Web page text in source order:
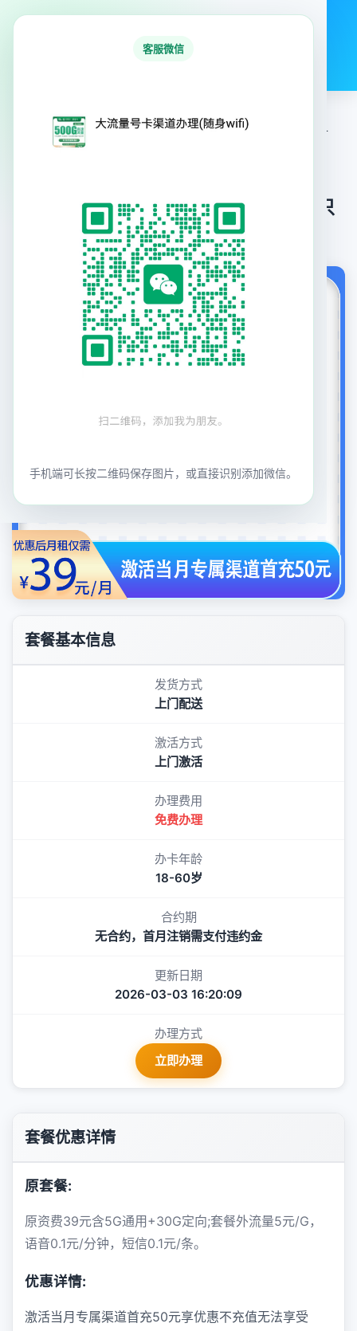
客服微信
手机端可长按二维码保存图片，或直接识别添加微信。
号易号卡平台
号卡产品
号卡产
G2电信御空卡39元205G+300分钟【只发广
G2电信御空卡39元205G+300分钟【只
发广西】
套餐基本信息
发货方式
上门配送
激活方式
上门激活
办理费用
免费办理
办卡年龄
18-60岁
合约期
无合约，首月注销需支付违约金
更新日期
2026-03-03 16:20:09
办理方式
立即办理
套餐优惠详情
原套餐:
原资费39元含5G通用+30G定向;套餐外流量5元/G，
语音0.1元/分钟，短信0.1元/条。
优惠详情:
激活当月专属渠道首充50元享优惠不充值无法享受